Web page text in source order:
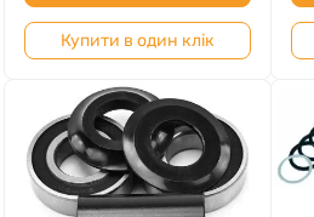
Купити в один клік